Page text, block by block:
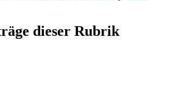
dieser Rubrik